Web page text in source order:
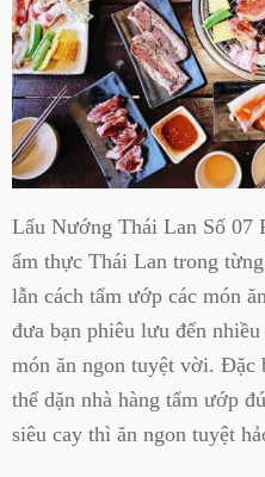
Lẩu Nướng Thái Lan Số 07
ẩm thực Thái Lan trong
lẫn cách tẩm ướp các món
đưa bạn phiêu lưu đến
món ăn ngon tuyệt vời. Đặc
thể dặn nhà hàng tẩm ướp
siêu cay thì ăn ngon tuyệt